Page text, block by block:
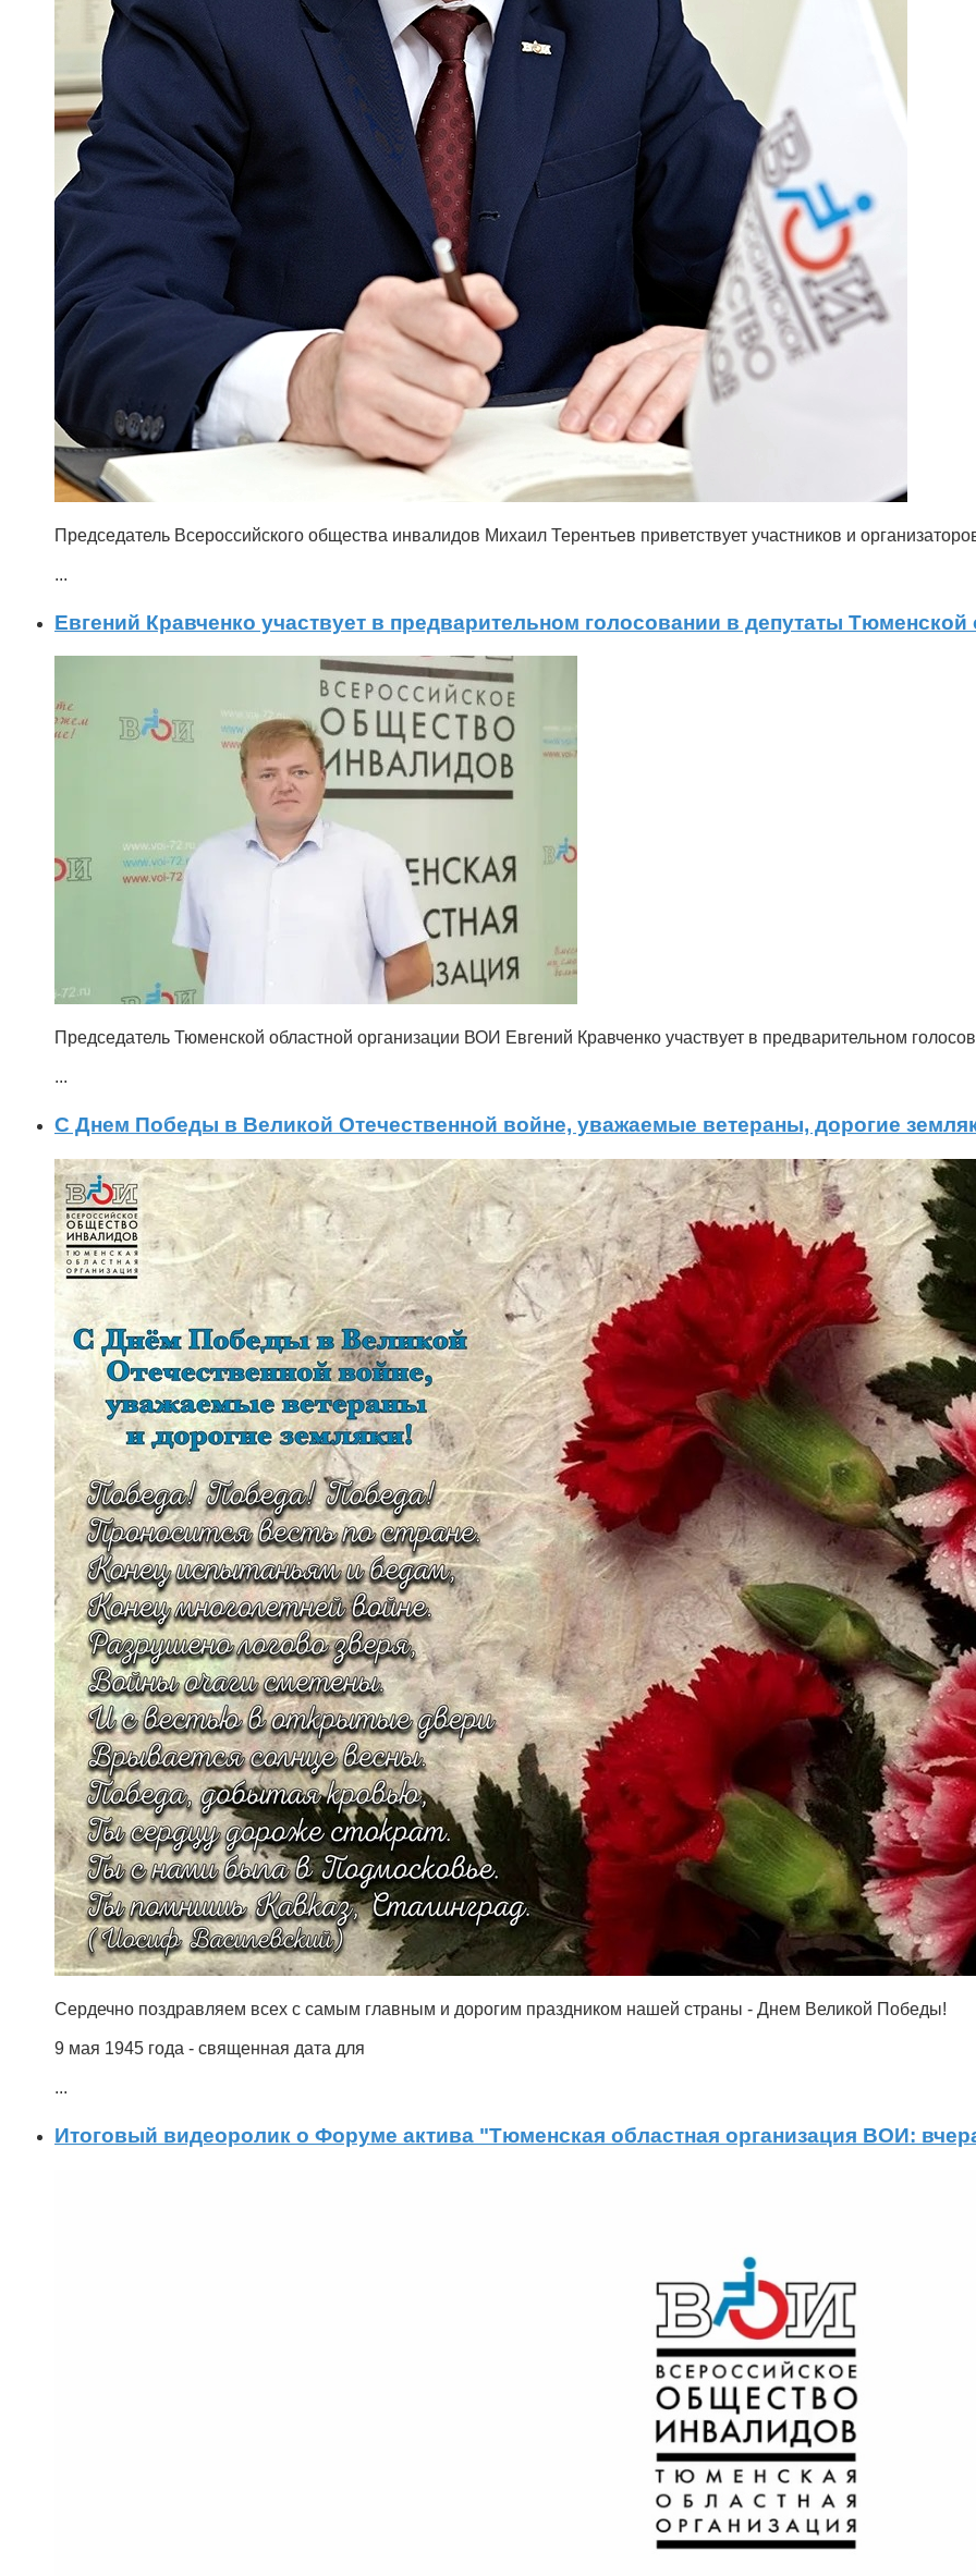
Председатель Всероссийского общества инвалидов Михаил Терентьев приветствует участников и
...
Евгений Кравченко участвует в предварительном голосовании в депутаты
Председатель Тюменской областной организации ВОИ Евгений Кравченко участвует в предварительном
...
С Днем Победы в Великой Отечественной войне, уважаемые ветераны, дорогие
Сердечно поздравляем всех с самым главным и дорогим праздником нашей страны - Днем Великой Победы!
9 мая 1945 года - священная дата для
...
Итоговый видеоролик о Форуме актива "Тюменская областная организация ВОИ: